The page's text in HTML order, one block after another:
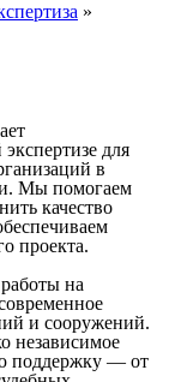
»
для
в
Мы помогаем
качество
проекта.
на
и сооружений.
независимое
поддержку — от